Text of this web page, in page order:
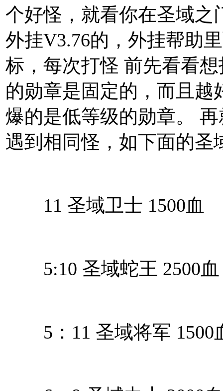
个好怪，就看你在圣域之
外挂V3.76的，外挂帮助
标，每次打怪 前先看看
的勋章是固定的，而且越
爆的是低等级的勋章。
遇到相同怪，如下面的圣
11 圣域卫士 1500血
5:10 圣域蛇王 2500血
5：11 圣域将军 1500